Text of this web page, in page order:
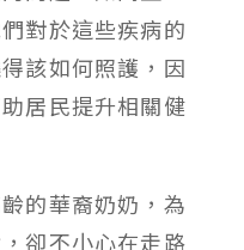
對於這些疾病的
該如何照護，因
居民提升相關健
的華裔奶奶，為
卻不小心在走路